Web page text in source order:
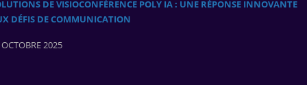
DE VISIOCONFÉRENCE POLY IA : UNE RÉPONSE INNOVANTE
DÉFIS DE COMMUNICATION
2025